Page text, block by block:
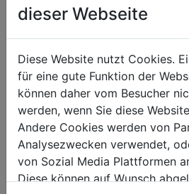
dieser Webseite
Diese Website nutzt Cookies.
für eine gute Funktion der
können daher vom Besucher
werden, wenn Sie diese
Andere Cookies werden von
Analysezwecken verwendet,
von Sozial Media Plattformen
Diese können auf Wunsch